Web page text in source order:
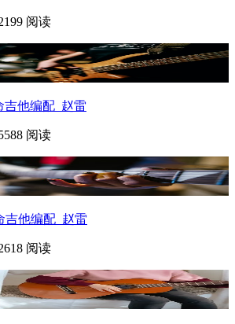
阅读
吉他编配_赵雷
阅读
吉他编配_赵雷
阅读